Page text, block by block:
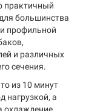
практичный
большинства
профильной
и различных
сечения.
из 10 минут
нагрузкой, а